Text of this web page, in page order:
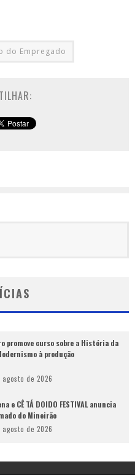
do Empregado
promove curso sobre a História da
à produção
de 2026
e CÊ TÁ DOIDO FESTIVAL anuncia
do Mineirão
de 2026